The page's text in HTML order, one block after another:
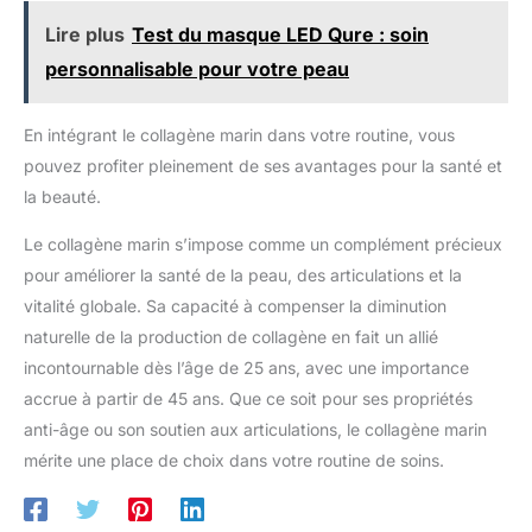
verre d'eau, jus de fruits ou
GRANIONS | Marque française
parapharmacies. Gamme
complète de compléments
alimentaires
collagene, +25% d'élasticité
d'aspect fatigué. Articulations :
-52% de raideur grâce à l'acide
hyaluronique et au collagene
marin. UTILISATION SIMPLE -
verre d’eau ou de jus (200 mL).
Prise en 1 ou 2 fois pour une
absorption optimale des actifs
comme le collagene marin, la
hyaluronique. Cure de 3 mois
LABORATOIRE DES GRANIONS |
Marque française experte en
oligothérapie et santé naturelle
depuis 1948, vendue en
pharmacies et parapharmacies.
Gamme complète de
26 jours. LABELS EXCLUSIFS - Notre collagène marin est testé
en laboratoire pour garantir sa pureté et sa qualité. Collagène
marin de type 1 est hautement assimilable. Sans édulcorant,
sans conservateur, sans colorant, il offre une action complète
Lire plus Test du masque LED Qure : soin
personnalisable pour votre peau
En intégrant le collagène marin dans votre routine, vous
pouvez profiter pleinement de ses avantages pour la santé et
la beauté.
Le collagène marin s’impose comme un complément précieux
pour améliorer la santé de la peau, des articulations et la
vitalité globale. Sa capacité à compenser la diminution
naturelle de la production de collagène en fait un allié
incontournable dès l’âge de 25 ans, avec une importance
accrue à partir de 45 ans. Que ce soit pour ses propriétés
anti-âge ou son soutien aux articulations, le collagène marin
mérite une place de choix dans votre routine de soins.